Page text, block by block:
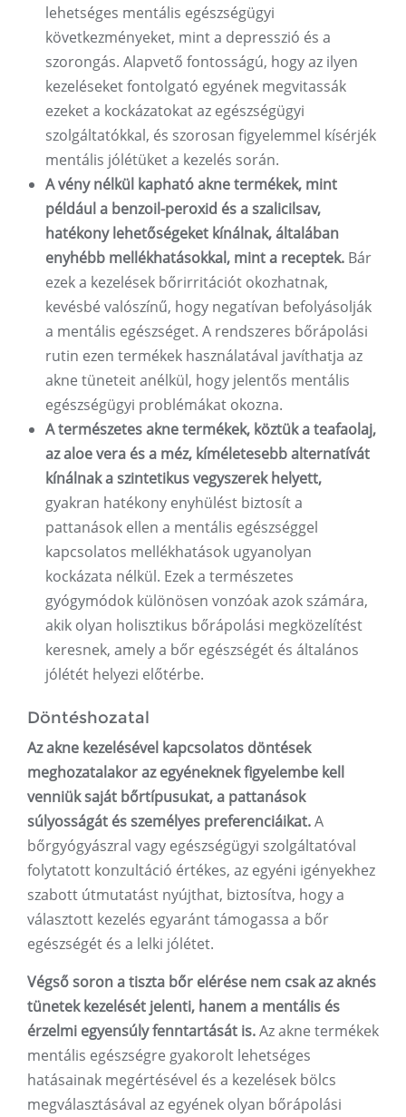
lehetséges mentális egészségügyi
következményeket, mint a depresszió és a
szorongás. Alapvető fontosságú, hogy az ilyen
kezeléseket fontolgató egyének megvitassák
ezeket a kockázatokat az egészségügyi
szolgáltatókkal, és szorosan figyelemmel kísérjék
mentális jólétüket a kezelés során.
A vény nélkül kapható akne termékek, mint
például a benzoil-peroxid és a szalicilsav,
hatékony lehetőségeket kínálnak, általában
enyhébb mellékhatásokkal, mint a receptek. Bár
ezek a kezelések bőrirritációt okozhatnak,
kevésbé valószínű, hogy negatívan befolyásolják
a mentális egészséget. A rendszeres bőrápolási
rutin ezen termékek használatával javíthatja az
akne tüneteit anélkül, hogy jelentős mentális
egészségügyi problémákat okozna.
A természetes akne termékek, köztük a teafaolaj,
az aloe vera és a méz, kíméletesebb alternatívát
kínálnak a szintetikus vegyszerek helyett,
gyakran hatékony enyhülést biztosít a
pattanások ellen a mentális egészséggel
kapcsolatos mellékhatások ugyanolyan
kockázata nélkül. Ezek a természetes
gyógymódok különösen vonzóak azok számára,
akik olyan holisztikus bőrápolási megközelítést
keresnek, amely a bőr egészségét és általános
jólétét helyezi előtérbe.
Döntéshozatal
Az akne kezelésével kapcsolatos döntések
meghozatalakor az egyéneknek figyelembe kell
venniük saját bőrtípusukat, a pattanások
súlyosságát és személyes preferenciáikat.A
bőrgyógyászral vagy egészségügyi szolgáltatóval
folytatott konzultáció értékes, az egyéni igényekhez
szabott útmutatást nyújthat, biztosítva, hogy a
választott kezelés egyaránt támogassa a bőr
egészségét és a lelki jólétet.
Végső soron a tiszta bőr elérése nem csak az aknés
tünetek kezelését jelenti, hanem a mentális és
érzelmi egyensúly fenntartását is.Az akne termékek
mentális egészségre gyakorolt ​​lehetséges
hatásainak megértésével és a kezelések bölcs
megválasztásával az egyének olyan bőrápolási